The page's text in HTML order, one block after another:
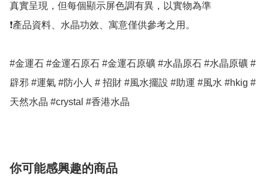
真實呈現，但每個顯示屏色調有異，以實物為準
❗產品資料、水晶功效、寓意僅供參考之用。
#金運石 #金運石原石 #金運石原礦 #水晶原石 #水晶原礦 #
辟邪 #運氣 #防小人 # 招財 #風水擺設 #助運 #風水 #hkig #
天然水晶 #crystal #香港水晶
你可能感興趣的商品